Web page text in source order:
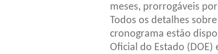
meses, prorrogáveis
Todos os detalhes
cronograma estão
Oficial do Estado (DOE)